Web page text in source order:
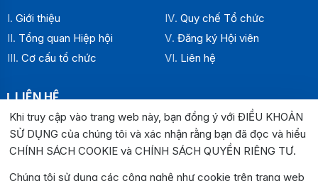
Giới thiệu
Tổng quan Hiệp hội
Cơ cấu tổ chức
Quy chế Tổ chức
Đăng ký Hội viên
Liên hệ
LIÊN HỆ
Địa chỉ:
Văn phòng Hiệp hội Doanh nghiệp tỉnh Đắk Lắk: Số 33
Trường Chinh , P. Buôn Ma Thuột, tỉnh Đắk Lắk
Văn phòng Đại diện khu vực phía Đông: Số 04 Lê Lợi, P.
Khi truy cập vào trang web này, bạn đồng ý với ĐIỀU KHOẢN
SỬ DỤNG của chúng tôi và xác nhận rằng bạn đã đọc và hiểu
CHÍNH SÁCH COOKIE và CHÍNH SÁCH QUYỀN RIÊNG TƯ.
Chúng tôi sử dụng các công nghệ như cookie trên trang web